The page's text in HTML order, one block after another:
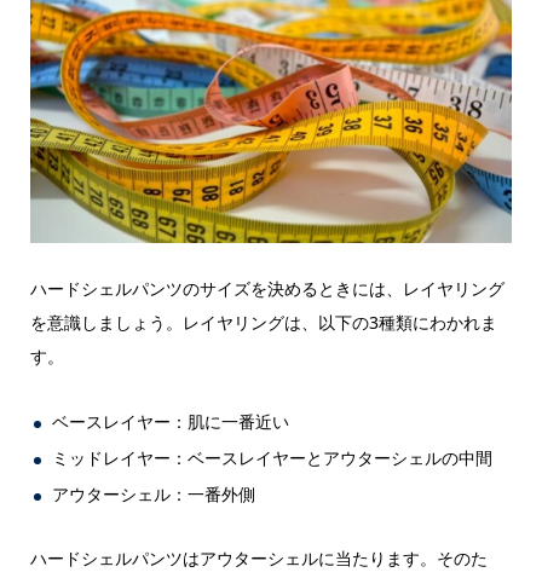
ハードシェルパンツのサイズを決めるときには、レイヤリング
を意識しましょう。レイヤリングは、以下の3種類にわかれま
す。
ベースレイヤー：肌に一番近い
ミッドレイヤー：ベースレイヤーとアウターシェルの中間
アウターシェル：一番外側
ハードシェルパンツはアウターシェルに当たります。そのた